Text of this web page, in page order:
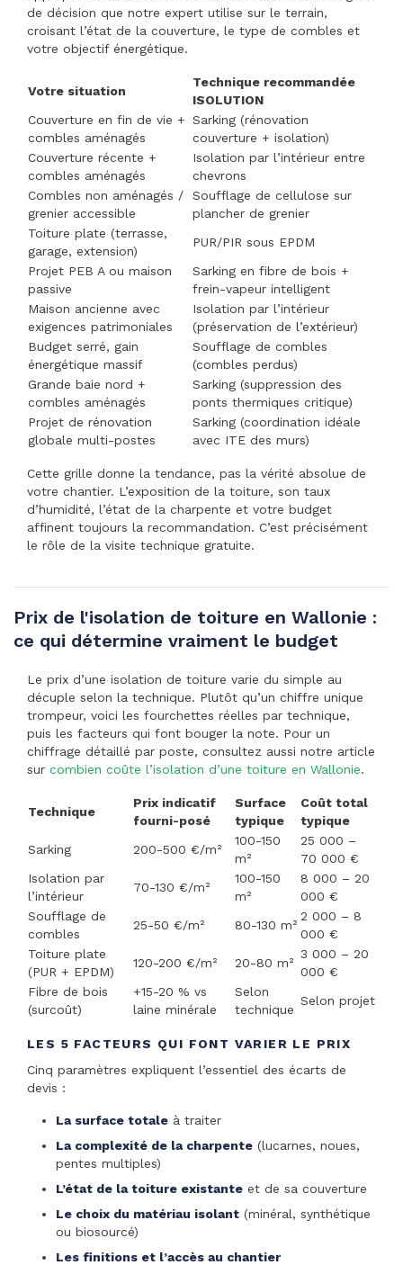
de décision que notre expert utilise sur le terrain,
croisant l’état de la couverture, le type de combles et
votre objectif énergétique.
Votre situation
Technique recommandée
ISOLUTION
Couverture en fin de vie +
combles aménagés
Sarking (rénovation
couverture + isolation)
Couverture récente +
combles aménagés
Isolation par l’intérieur entre
chevrons
Combles non aménagés /
grenier accessible
Soufflage de cellulose sur
plancher de grenier
Toiture plate (terrasse,
garage, extension)
PUR/PIR sous EPDM
Projet PEB A ou maison
passive
Sarking en fibre de bois +
frein-vapeur intelligent
Maison ancienne avec
exigences patrimoniales
Isolation par l’intérieur
(préservation de l’extérieur)
Budget serré, gain
énergétique massif
Soufflage de combles
(combles perdus)
Grande baie nord +
combles aménagés
Sarking (suppression des
ponts thermiques critique)
Projet de rénovation
globale multi-postes
Sarking (coordination idéale
avec ITE des murs)
Cette grille donne la tendance, pas la vérité absolue de
votre chantier. L’exposition de la toiture, son taux
d’humidité, l’état de la charpente et votre budget
affinent toujours la recommandation. C’est précisément
le rôle de la visite technique gratuite.
Prix de l'isolation de toiture en Wallonie :
ce qui détermine vraiment le budget
Le prix d’une isolation de toiture varie du simple au
décuple selon la technique. Plutôt qu’un chiffre unique
trompeur, voici les fourchettes réelles par technique,
puis les facteurs qui font bouger la note. Pour un
chiffrage détaillé par poste, consultez aussi notre article
sur combien coûte l’isolation d’une toiture en Wallonie.
Technique
Prix indicatif
fourni-posé
Surface
typique
Coût total
typique
Sarking
200-500 €/m²
100-150
m²
25 000 –
70 000 €
Isolation par
l’intérieur
70-130 €/m²
100-150
m²
8 000 – 20
000 €
Soufflage de
combles
25-50 €/m² 80-130 m²
2 000 – 8
000 €
Toiture plate
(PUR + EPDM)
120-200 €/m² 20-80 m²
3 000 – 20
000 €
Fibre de bois
(surcoût)
+15-20 % vs
laine minérale
Selon
technique
Selon projet
LES 5 FACTEURS QUI FONT VARIER LE PRIX
Cinq paramètres expliquent l’essentiel des écarts de
devis :
La surface totale à traiter
La complexité de la charpente (lucarnes, noues,
pentes multiples)
L’état de la toiture existante et de sa couverture
Le choix du matériau isolant (minéral, synthétique
ou biosourcé)
Les finitions et l’accès au chantier